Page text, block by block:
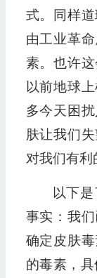
式。同样
由工业革
素。也许
以前地球
多今天困
肤让我们
对我们有利
以下
事实：我
确定皮肤
的毒素，